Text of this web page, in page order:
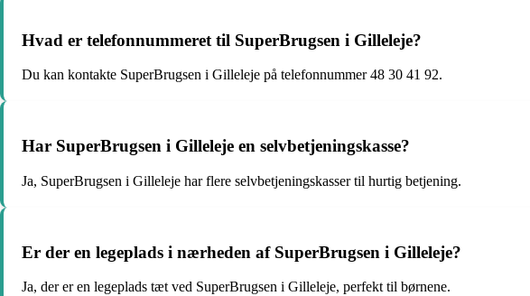
Hvad er telefonnummeret til SuperBrugsen i Gilleleje?
Du kan kontakte SuperBrugsen i Gilleleje på telefonnummer 48 30 41 92.
Har SuperBrugsen i Gilleleje en selvbetjeningskasse?
Ja, SuperBrugsen i Gilleleje har flere selvbetjeningskasser til hurtig betjening.
Er der en legeplads i nærheden af SuperBrugsen i Gilleleje?
Ja, der er en legeplads tæt ved SuperBrugsen i Gilleleje, perfekt til børnene.